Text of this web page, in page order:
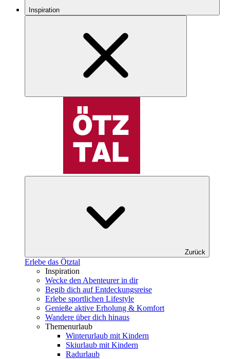
Inspiration
Zurück
Erlebe das Ötztal
Inspiration
Wecke den Abenteurer in dir
Begib dich auf Entdeckungsreise
Erlebe sportlichen Lifestyle
Genieße aktive Erholung & Komfort
Wandere über dich hinaus
Themenurlaub
Winterurlaub mit Kindern
Skiurlaub mit Kindern
Radurlaub